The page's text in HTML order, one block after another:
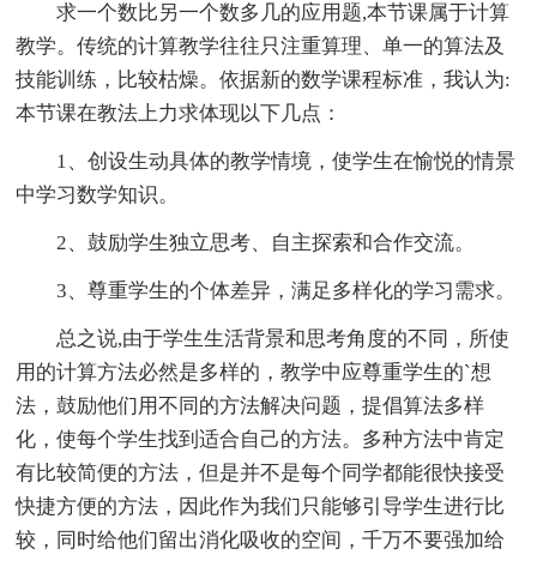
求一个数比另一个数多几的应用题,本节课属于计算
教学。传统的计算教学往往只注重算理、单一的算法及
技能训练，比较枯燥。依据新的数学课程标准，我认为:
本节课在教法上力求体现以下几点：
1、创设生动具体的教学情境，使学生在愉悦的情景
中学习数学知识。
2、鼓励学生独立思考、自主探索和合作交流。
3、尊重学生的个体差异，满足多样化的学习需求。
总之说,由于学生生活背景和思考角度的不同，所使
用的计算方法必然是多样的，教学中应尊重学生的`想
法，鼓励他们用不同的方法解决问题，提倡算法多样
化，使每个学生找到适合自己的方法。多种方法中肯定
有比较简便的方法，但是并不是每个同学都能很快接受
快捷方便的方法，因此作为我们只能够引导学生进行比
较，同时给他们留出消化吸收的空间，千万不要强加给